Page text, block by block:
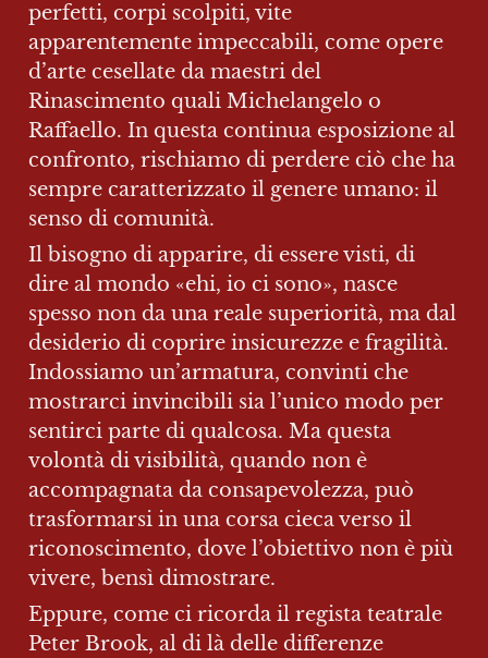
perfetti, corpi scolpiti, vite
apparentemente impeccabili, come opere
d’arte cesellate da maestri del
Rinascimento quali Michelangelo o
Raffaello. In questa continua esposizione al
confronto, rischiamo di perdere ciò che ha
sempre caratterizzato il genere umano: il
senso di comunità.
Il bisogno di apparire, di essere visti, di
dire al mondo «ehi, io ci sono», nasce
spesso non da una reale superiorità, ma dal
desiderio di coprire insicurezze e fragilità.
Indossiamo un’armatura, convinti che
mostrarci invincibili sia l’unico modo per
sentirci parte di qualcosa. Ma questa
volontà di visibilità, quando non è
accompagnata da consapevolezza, può
trasformarsi in una corsa cieca verso il
riconoscimento, dove l’obiettivo non è più
vivere, bensì dimostrare.
Eppure, come ci ricorda il regista teatrale
Peter Brook, al di là delle differenze